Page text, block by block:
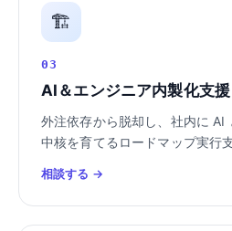
🏗️
03
AI＆エンジニア内製化支援
外注依存から脱却し、社内に AI
中核を育てるロードマップ実行支
相談する →